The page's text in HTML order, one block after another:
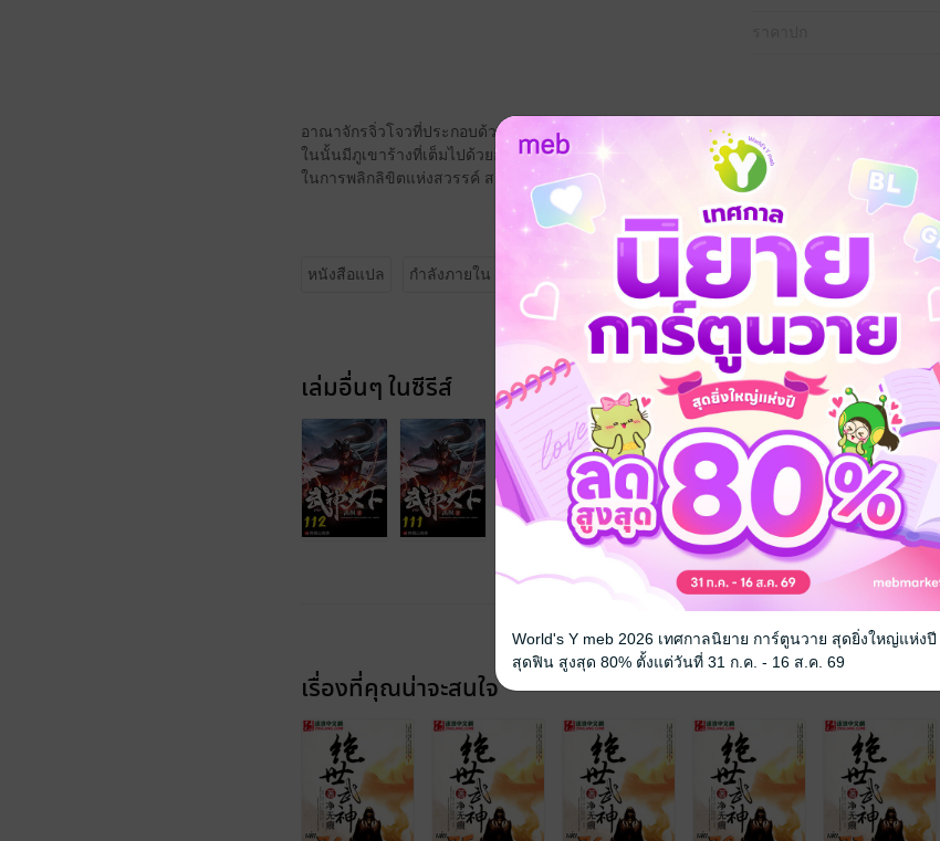
อาณาจักรจิ่วโจวที่ประกอบด้วยหลายแคว้น มีดินแดนอันไกลโพ้นแห่งหนึ่ง ที่เป็นที่รวมกันของจ้า
ในนั้นมีภูเขาร้างที่เต็มไปด้วยอสุรกายมากมาย ข้างๆ ภูเขาลูกนั้นมีเมืองเล็กๆ ที่ชื่อว่าเมืองสือเฉิ
ในการพลิกลิขิตแห่งสวรรค์ สร้างชะตาชีวิตด้วยตัวเอง
หนังสือแปล กำลังภายใน จอมยุทธ์ แฟนตาซี พลังพิเศษ นิยายจีนแปล
เล่มอื่นๆ ในซีรีส์
เรื่องที่คุณน่าจะสนใจ
World's Y meb 2026 เทศกาลนิยาย การ์ตูนวาย สุดยิ่งใหญ่แห่ง
สุดฟิน สูงสุด 80% ตั้งแต่วันที่ 31 ก.ค. - 16 ส.ค. 69